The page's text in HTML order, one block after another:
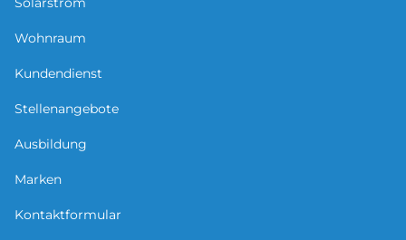
Wohnraum
Kundendienst
Stellenangebote
Ausbildung
Marken
Kontaktformular